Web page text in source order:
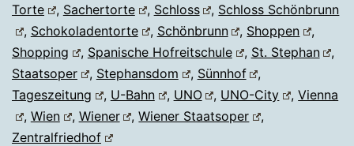
Torte
, Sachertorte , Schloss , Schloss Schönbrunn
, Schokoladentorte , Schönbrunn , Shoppen
,
Shopping
, Spanische Hofreitschule , St. Stephan
,
Staatsoper
, Stephansdom , Sünnhof
,
Tageszeitung
, U-Bahn , UNO , UNO-City ,Vienna
, Wien , Wiener ,Wiener Staatsoper
,
Zentralfriedhof